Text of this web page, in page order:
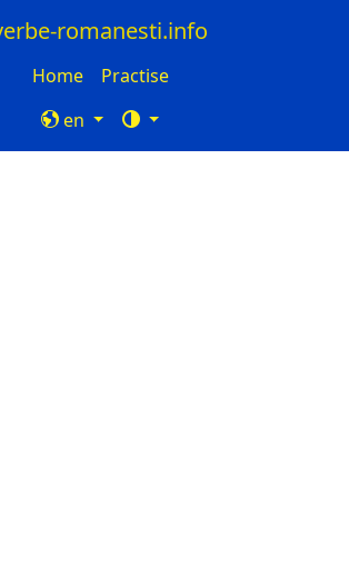
romanesti.info
Home
Practise
en